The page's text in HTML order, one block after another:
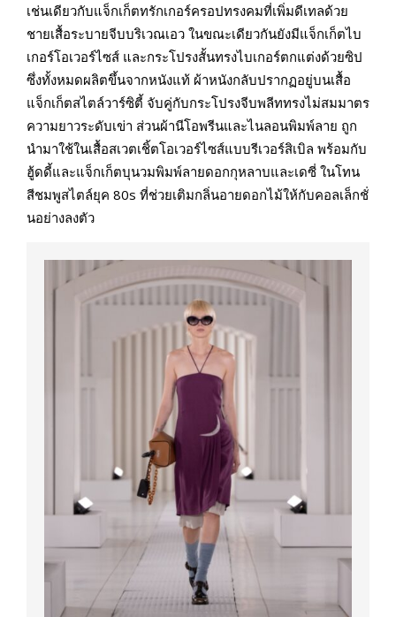
เช่นเดียวกับแจ็กเก็ตทรักเกอร์ครอปทรงคมที่เพิ่มดีเทลด้วย
ชายเสื้อระบายจีบบริเวณเอว ในขณะเดียวกันยังมีแจ็กเก็ตไบ
เกอร์โอเวอร์ไซส์ และกระโปรงสั้นทรงไบเกอร์ตกแต่งด้วยซิป
ซึ่งทั้งหมดผลิตขึ้นจากหนังแท้ ผ้าหนังกลับปรากฏอยู่บนเสื้อ
แจ็กเก็ตสไตล์วาร์ซิตี้ จับคู่กับกระโปรงจีบพลีททรงไม่สมมาตร
ความยาวระดับเข่า ส่วนผ้านีโอพรีนและไนลอนพิมพ์ลาย ถูก
นำมาใช้ในเสื้อสเวตเชิ้ตโอเวอร์ไซส์แบบรีเวอร์สิเบิล พร้อมกับ
ฮู้ดดี้และแจ็กเก็ตบุนวมพิมพ์ลายดอกกุหลาบและเดซี่ ในโทน
สีชมพูสไตล์ยุค 80s ที่ช่วยเติมกลิ่นอายดอกไม้ให้กับคอลเล็กชั่
นอย่างลงตัว